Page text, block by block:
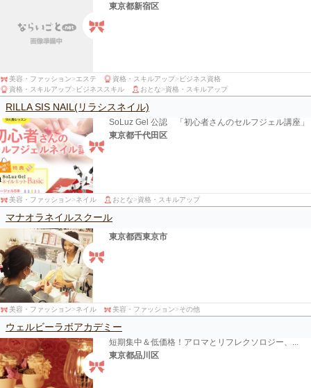
東京都新宿区
美容・ファッション>エステ 資格・スキルアップ> ビジネス資格
資格・スキルアップ> ビジネススキル おとな>資格・スキルアップ
RILLA SIS NAIL(リラシスネイル)
SoLuz Gel 公認 「初心者さんのセルフジェル講座」
東京都千代田区
美容・ファッション>ネイル おとな>資格・スキルアップ
マナオラネイルスクール
東京都西東京市
美容・ファッション>ネイル 美容・ファッション>その他
ウェルビーラボアカデミー
短期集中＆低価格！アロマとリフレクソロジー、...
東京都品川区